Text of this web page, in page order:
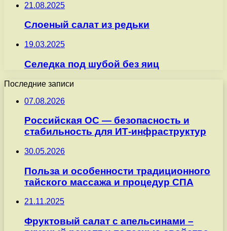
21.08.2025
Слоеный салат из редьки
19.03.2025
Селедка под шубой без яиц
Последние записи
07.08.2026
Российская ОС — безопасность и
стабильность для ИТ-инфраструктур
30.05.2026
Польза и особенности традиционного
тайского массажа и процедур СПА
21.11.2025
Фруктовый салат с апельсинами –